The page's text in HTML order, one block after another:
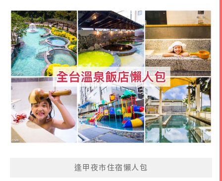
逢甲夜市住宿懶人包